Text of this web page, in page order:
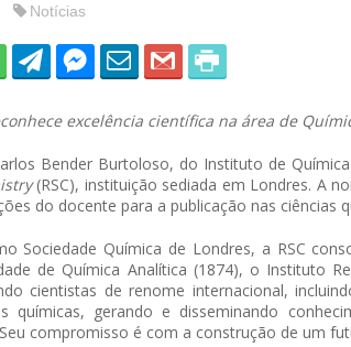
Notícias
excelência científica na área de
Bender Burtoloso, do Instituto de
(RSC), instituição sediada em Londres. A
do docente para a publicação nas ciências
Sociedade Química de Londres, a RSC
de Química Analítica (1874), o Instituto
cientistas de renome internacional,
químicas, gerando e disseminando
compromisso é com a construção de um